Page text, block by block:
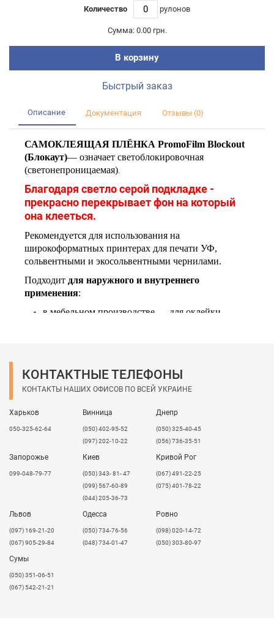
Количество рулонов
Сумма: 0.00 грн.
В корзину
Быстрый заказ
Описание Документация Отзывы (0)
САМОКЛЕЯЩАЯ ПЛЁНКА PromoFilm Blockout
(Блокаут)— означает светоблокировочная
(светонепроницаемая).
Благодаря светло серой подкладке -
прекрасно перекрывает фон на который
она клееться.
Рекомендуется для использования на
широкоформатных принтерах для печати УФ,
сольвентными и экосольвентными чернилами.
Подходит для наружного и внутреннего
применения:
в мебельном производстве — для оклейки
в рекламе (оформление витрин, стендов,
брендирование и т.д.);
шелкотрафаретной).
Идеально подходит длябюджетных краткосрочных
эмалью!!!
Толщина плёнки: 75-90 мкм (в зависимости от
серии).
Толщина подложки:125-130 мкм
Клеевой слой: перманентный клей на акриловой
основе
КОНТАКТНЫЕ ТЕЛЕФОНЫ
КОНТАКТЫ НАШИХ ОФИСОВ ПО ВСЕЙ УКРАИНЕ
Харьков
050-325-62-64
Винница
(050) 402-95-52
(097) 202-10-22
Днепр
(050) 325-40-45
(056) 736-35-51
Запорожье
099-048-79-77
Киев
(050) 343- 81- 47
(099) 567-60-89
(044) 205-36-73
Кривой Рог
(067) 491-22-25
(075) 401-78-22
Львов
​(097) 169-21-20
(067) 905-29-84
Одесса
(050) 734-76-56
(048) 734-01-47
Ровно
(098) 020-14-72
(050) 303-80-97
Сумы
(050) 351-06-51
(067) 542-21-21